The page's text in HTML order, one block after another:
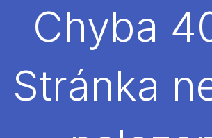
NAJMOUT
CS
Chyba
Stránka